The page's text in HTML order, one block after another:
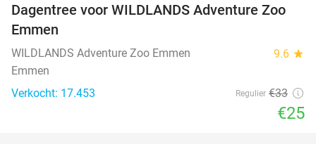
24%
Dagentree voor WILDLANDS Adventure Zoo
Emmen
WILDLANDS Adventure Zoo Emmen 9.6 star
Emmen
Verkocht: 17.453
Regulier €33
€25